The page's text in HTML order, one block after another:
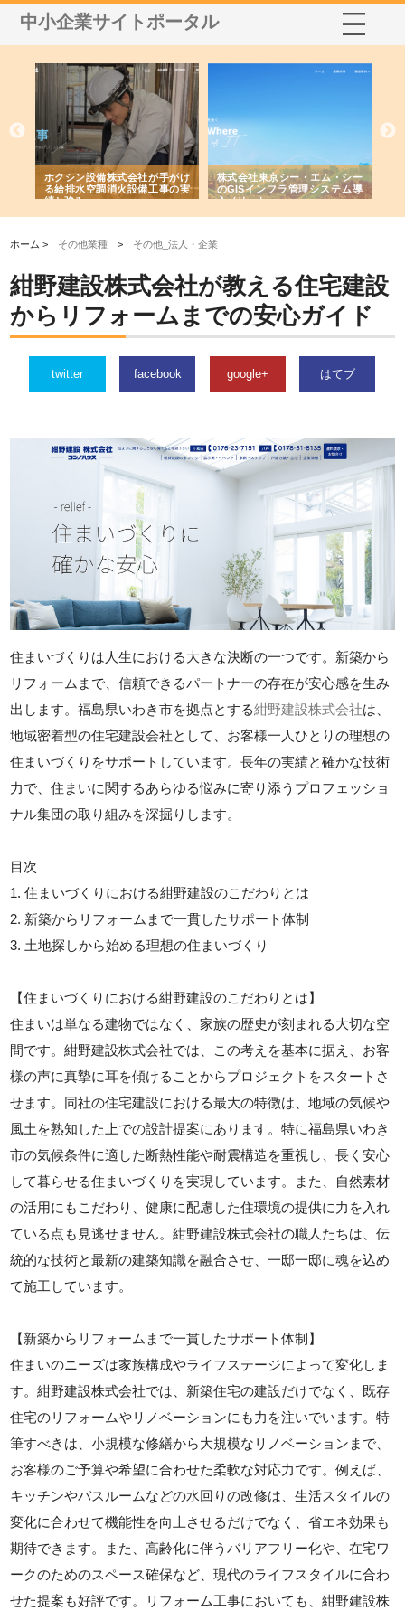
中小企業サイトポータル
ホクシン設備株式会社が手がけ
る給排水空調消火設備工事の実
績と強み
株式会社東京シー・エム・シー
のGISインフラ管理システム導
入メリット
ホーム > その他業種 > その他_法人・企業
紺野建設株式会社が教える住宅建設
からリフォームまでの安心ガイド
twitter facebook google+ はてブ
住まいづくりは人生における大きな決断の一つです。新築から
リフォームまで、信頼できるパートナーの存在が安心感を生み
出します。福島県いわき市を拠点とする紺野建設株式会社は、
地域密着型の住宅建設会社として、お客様一人ひとりの理想の
住まいづくりをサポートしています。長年の実績と確かな技術
力で、住まいに関するあらゆる悩みに寄り添うプロフェッショ
ナル集団の取り組みを深掘りします。
目次
1. 住まいづくりにおける紺野建設のこだわりとは
2. 新築からリフォームまで一貫したサポート体制
3. 土地探しから始める理想の住まいづくり
【住まいづくりにおける紺野建設のこだわりとは】
住まいは単なる建物ではなく、家族の歴史が刻まれる大切な空
間です。紺野建設株式会社では、この考えを基本に据え、お客
様の声に真摯に耳を傾けることからプロジェクトをスタートさ
せます。同社の住宅建設における最大の特徴は、地域の気候や
風土を熟知した上での設計提案にあります。特に福島県いわき
市の気候条件に適した断熱性能や耐震構造を重視し、長く安心
して暮らせる住まいづくりを実現しています。また、自然素材
の活用にもこだわり、健康に配慮した住環境の提供に力を入れ
ている点も見逃せません。紺野建設株式会社の職人たちは、伝
統的な技術と最新の建築知識を融合させ、一邸一邸に魂を込め
て施工しています。
【新築からリフォームまで一貫したサポート体制】
住まいのニーズは家族構成やライフステージによって変化しま
す。紺野建設株式会社では、新築住宅の建設だけでなく、既存
住宅のリフォームやリノベーションにも力を注いでいます。特
筆すべきは、小規模な修繕から大規模なリノベーションまで、
お客様のご予算や希望に合わせた柔軟な対応力です。例えば、
キッチンやバスルームなどの水回りの改修は、生活スタイルの
変化に合わせて機能性を向上させるだけでなく、省エネ効果も
期待できます。また、高齢化に伴うバリアフリー化や、在宅ワ
ークのためのスペース確保など、現代のライフスタイルに合わ
せた提案も好評です。リフォーム工事においても、紺野建設株